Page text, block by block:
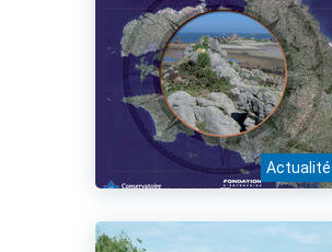
Actualité